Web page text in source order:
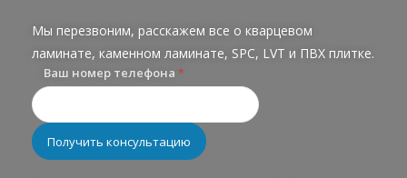
Мы перезвоним, расскажем все о кварцевом
ламинате, каменном ламинате, SPC, LVT и ПВХ плитке.
Ваш номер телефона *